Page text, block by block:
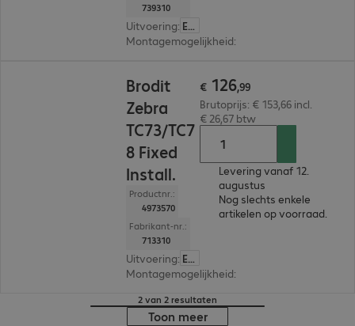
739310
Uitvoering: Europa
Montagemogelijkheid:
Brodit
Zebra
TC73/TC7
8 Fixed
Install.
Productnr.:
4973570
Fabrikant-nr.:
713310
Uitvoering: Europa
Montagemogelijkheid:
€ 126,99
Brutoprijs: € 153,66 incl.
€ 26,67 btw
Levering vanaf 12.
augustus
Nog slechts enkele
artikelen op voorraad.
2 van 2 resultaten
Toon meer